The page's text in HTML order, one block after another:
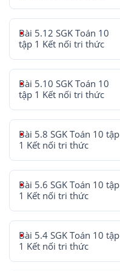
Bài 5.12 SGK Toán 10
tập 1 Kết nối tri thức
Bài 5.10 SGK Toán 10
tập 1 Kết nối tri thức
Bài 5.8 SGK Toán 10 tập
1 Kết nối tri thức
Bài 5.6 SGK Toán 10 tập
1 Kết nối tri thức
Bài 5.4 SGK Toán 10 tập
1 Kết nối tri thức